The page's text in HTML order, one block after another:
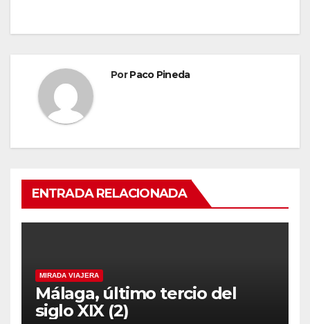
PorPaco Pineda
ENTRADA RELACIONADA
MIRADA VIAJERA
Málaga, último tercio del
siglo XIX (2)